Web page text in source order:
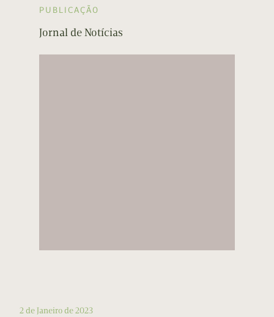
PUBLICAÇÃO
Jornal de Notícias
2 de Janeiro de 2023